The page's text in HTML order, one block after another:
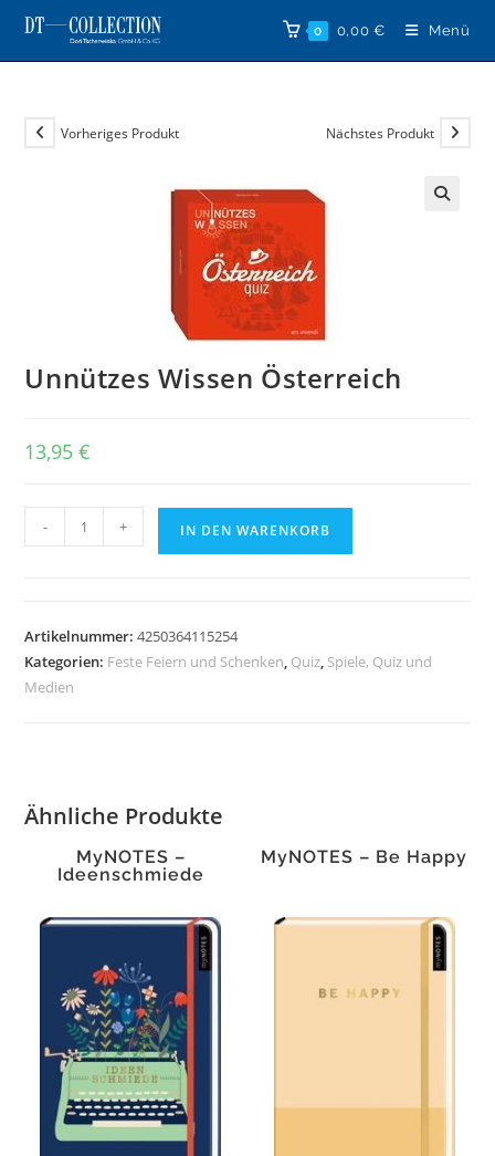
Zum
Inhalt
springen
0 0,00 € Menü
Vorheriges Produkt Nächstes Produkt
Unnützes Wissen Österreich
13,95€
Unnützes
Wissen
- + IN DEN WARENKORB
Artikelnummer:4250364115254
Kategorien: Feste Feiern und Schenken, Quiz, Spiele, Quiz und
Medien
Ähnliche Produkte
MyNOTES –
Ideenschmiede
MyNOTES – Be Happy